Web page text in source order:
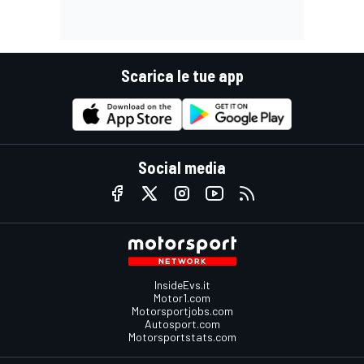
Scarica le tue app
Social media
InsideEvs.it
Motor1.com
Motorsportjobs.com
Autosport.com
Motorsportstats.com